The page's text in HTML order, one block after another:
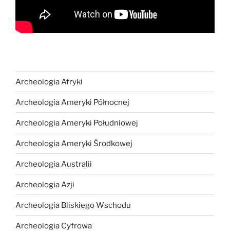
Archeologia Afryki
Archeologia Ameryki Północnej
Archeologia Ameryki Południowej
Archeologia Ameryki Środkowej
Archeologia Australii
Archeologia Azji
Archeologia Bliskiego Wschodu
Archeologia Cyfrowa